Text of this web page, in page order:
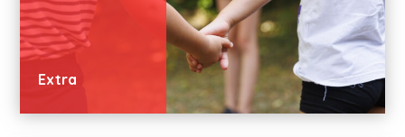
Extra